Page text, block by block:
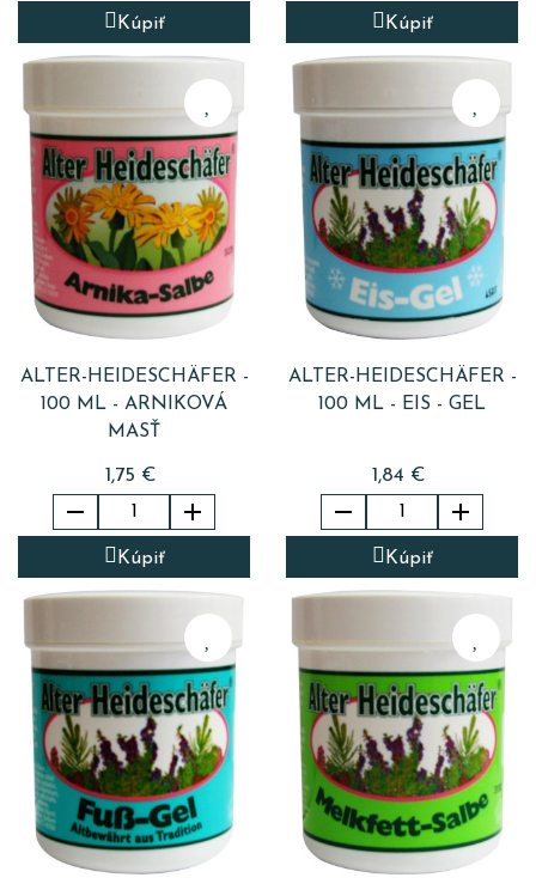
Kúpiť Kúpiť
ALTER-HEIDESCHÄFER -
100 ML - ARNIKOVÁ
MASŤ
1,75 €
 
Kúpiť
ALTER-HEIDESCHÄFER -
100 ML - EIS - GEL
1,84 €
 
Kúpiť